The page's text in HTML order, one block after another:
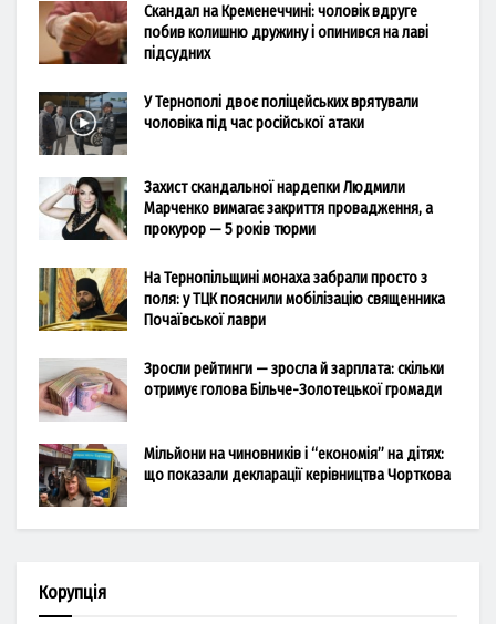
Скандал на Кременеччині: чоловік вдруге
побив колишню дружину і опинився на лаві
підсудних
У Тернополі двоє поліцейських врятували
чоловіка під час російської атаки
Захист скандальної нардепки Людмили
Марченко вимагає закриття провадження, а
прокурор — 5 років тюрми
На Тернопільщині монаха забрали просто з
поля: у ТЦК пояснили мобілізацію священника
Почаївської лаври
Зросли рейтинги — зросла й зарплата: скільки
отримує голова Більче-Золотецької громади
Мільйони на чиновників і “економія” на дітях:
що показали декларації керівництва Чорткова
Корупція